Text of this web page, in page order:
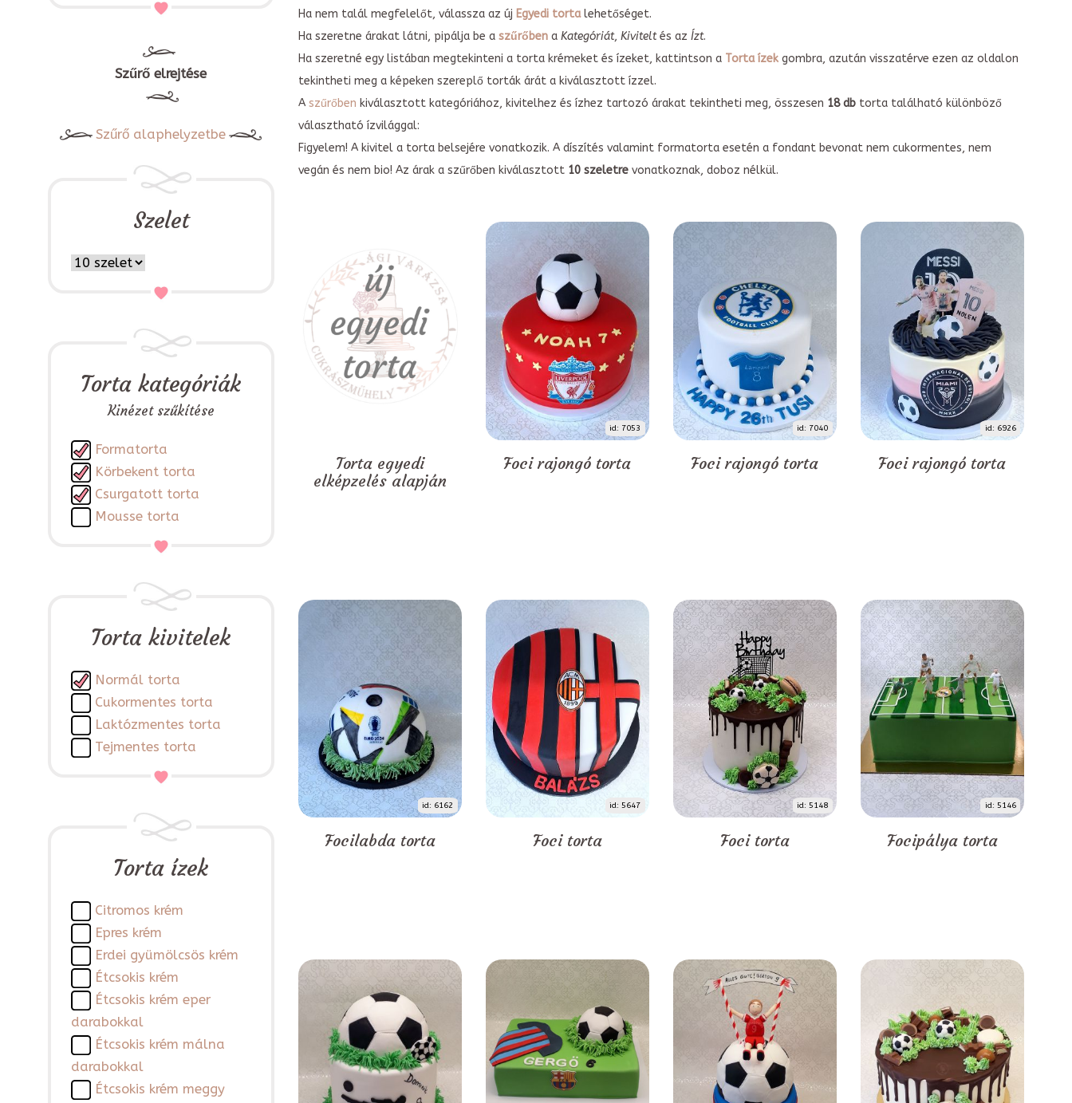
Szűrő elrejtése
Szűrő alaphelyzetbe
Szelet
Torta kategóriák
Kinézet szűkítése
Formatorta
Körbekent torta
Csurgatott torta
Mousse torta
Torta kivitelek
Normál torta
Cukormentes torta
Laktózmentes torta
Tejmentes torta
Torta ízek
Citromos krém
Epres krém
Erdei gyümölcsös krém
Étcsokis krém
Étcsokis krém eper
darabokkal
Étcsokis krém málna
darabokkal
Étcsokis krém meggy
Ha nem talál megfelelőt, válassza az új Egyedi tortalehetőséget.
Ha szeretne árakat látni, pipálja be a szűrőbena Kategóriát, Kiviteltés az Ízt.
Ha szeretné egy listában megtekinteni a torta krémeket és ízeket, kattintson a Torta ízekgombra, azután visszatérve ezen az oldalon
tekintheti meg a képeken szereplő torták árát a kiválasztott ízzel.
A szűrőben kiválasztott kategóriához, kivitelhez és ízhez tartozó árakat tekintheti meg, összesen 18 dbtorta található különböző
választható ízvilággal:
Figyelem! A kivitel a torta belsejére vonatkozik. A díszítés valamint formatorta esetén a fondant bevonat nem cukormentes, nem
vegán és nem bio! Az árak a szűrőben kiválasztott 10 szeletrevonatkoznak, doboz nélkül.
Torta egyedi
elképzelés alapján
id: 7053
Foci rajongó torta
id: 7040
Foci rajongó torta
id: 6926
Foci rajongó torta
id: 6162
Focilabda torta
id: 5647
Foci torta
id: 5148
Foci torta
id: 5146
Focipálya torta